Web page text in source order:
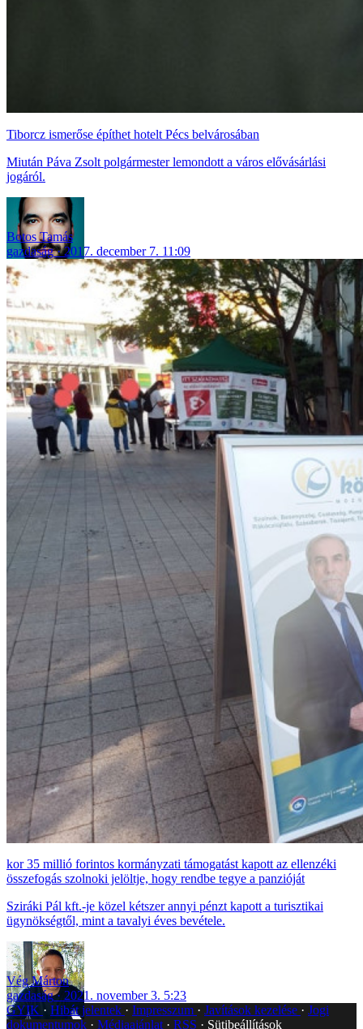
Tiborcz ismerőse építhet hotelt Pécs belvárosában
Miután Páva Zsolt polgármester lemondott a város elővásárlási
jogáról.
Botos Tamás
gazdaság
2017. december 7. 11:09
35 millió forintos kormányzati támogatást kapott az ellenzéki
összefogás szolnoki jelöltje, hogy rendbe tegye a panzióját
Sziráki Pál kft.-je közel kétszer annyi pénzt kapott a turisztikai
ügynökségtől, mint a tavalyi éves bevétele.
Vég Márton
gazdaság
2021. november 3. 5:23
GYIK
Hibát jelentek Impresszum Javítások kezelése
Jogi
dokumentumok
Médiaajánlat RSS Sütibeállítások